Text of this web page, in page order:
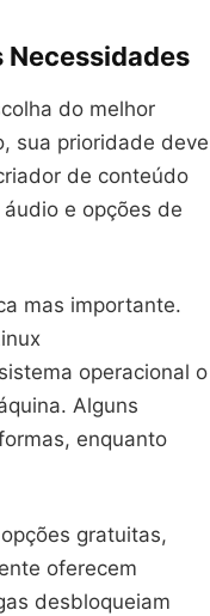
Necessidades
do melhor
sua prioridade deve
de conteúdo
e opções de
mas importante.
operacional o
Alguns
enquanto
gratuitas,
oferecem
desbloqueiam